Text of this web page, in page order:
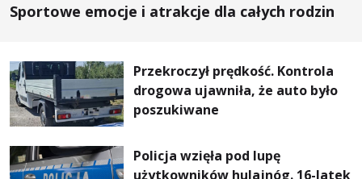
Sportowe emocje i atrakcje dla całych rodzin
Przekroczył prędkość. Kontrola
drogowa ujawniła, że auto było
poszukiwane
Policja wzięła pod lupę
użytkowników hulajnóg. 16-latek